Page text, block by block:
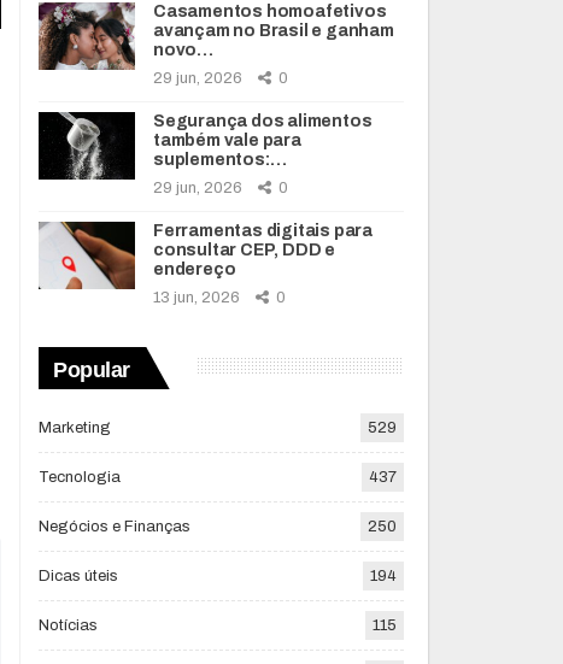
Casamentos homoafetivos
avançam no Brasil e ganham
novo…
29 jun, 2026 0
Segurança dos alimentos
também vale para
suplementos:…
29 jun, 2026 0
Ferramentas digitais para
consultar CEP, DDD e
endereço
13 jun, 2026 0
Popular
Marketing 529
Tecnologia 437
Negócios e Finanças 250
Dicas úteis 194
Notícias 115